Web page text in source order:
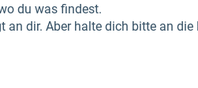
du was findest.
dir. Aber halte dich bitte an die